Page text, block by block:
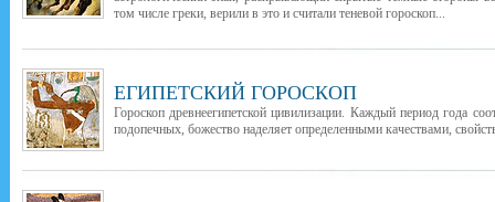
том числе греки, верили в это и считали теневой гороскоп...
ЕГИПЕТСКИЙ ГОРОСКОП
Гороскоп древнеегипетской цивилизации. Каждый период года
подопечных, божество наделяет определенными качествами,